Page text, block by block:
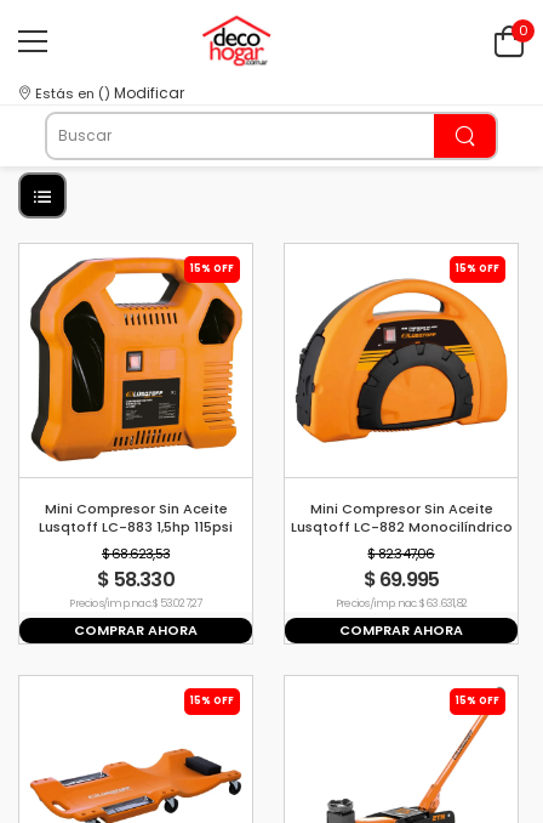
0
Estás en () Modificar
15% OFF
Mini Compresor Sin Aceite
Lusqtoff LC-883 1,5hp 115psi
$ 68.623,53
$ 58.330
Precio s/imp. nac. $ 53.027,27
COMPRAR AHORA
15% OFF
Mini Compresor Sin Aceite
Lusqtoff LC-882 Monocilíndrico
1.5hp
$ 82.347,06
$ 69.995
Precio s/imp. nac. $ 63.631,82
COMPRAR AHORA
15% OFF 15% OFF